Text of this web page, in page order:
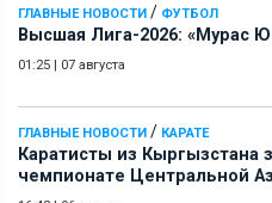
ГЛАВНЫЕ НОВОСТИ / ФУТБОЛ
Высшая Лига-2026: «Мурас
01:25 | 07 августа
ГЛАВНЫЕ НОВОСТИ / КАРАТЕ
Каратисты из Кыргызстана
чемпионате Центральной